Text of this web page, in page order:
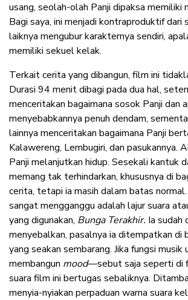
usang, seolah-olah Panji dipaksa memiliki
Bagi saya, ini menjadi kontraproduktif dari
laiknya mengubur karakternya sendiri,
memiliki sekuel kelak.
Terkait cerita yang dibangun, film ini
Durasi 94 menit dibagi pada dua hal,
menceritakan bagaimana sosok Panji dan
menyebabkannya penuh dendam,
lainnya menceritakan bagaimana Panji
Kalawereng, Lembugiri, dan pasukannya.
Panji melanjutkan hidup. Sesekali kantuk
memang tak terhindarkan, khususnya di
cerita, tetapi ia masih dalam batas
sangat mengganggu adalah lajur suara
yang digunakan, Bunga Terakhir. Ia sudah
menyebalkan, pasalnya ia ditempatkan di
yang seakan sembarang. Jika fungsi musik
membangun mood—sebut saja seperti di
suara film ini bertugas sebaliknya.
menyia-nyiakan perpaduan warna suara